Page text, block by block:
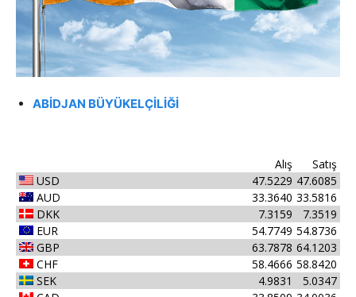
ABİDJAN BÜYÜKELÇİLİĞİ
Satış
Alış
USD
47.6085
47.5229
AUD
33.5816
33.3640
DKK
7.3519
7.3159
EUR
54.8736
54.7749
GBP
64.1203
63.7878
CHF
58.8420
58.4666
SEK
5.0347
4.9831